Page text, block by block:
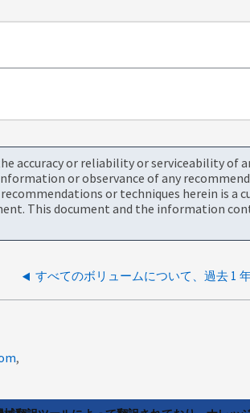
accuracy or reliability or serviceability
or observance of any
or techniques herein is a
This document and the information